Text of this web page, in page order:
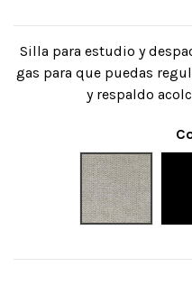
Silla para estudio y
gas para que puedas
y respaldo
Gris